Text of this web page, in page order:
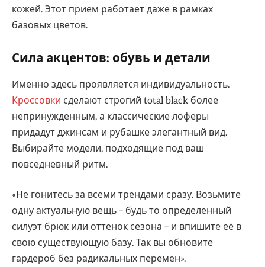
кожей. Этот прием работает даже в рамках
базовых цветов.
Сила акцентов: обувь и детали
Именно здесь проявляется индивидуальность.
Кроссовки сделают строгий total black более
непринужденным, а классические лоферы
придадут джинсам и рубашке элегантный вид.
Выбирайте модели, подходящие под ваш
повседневный ритм.
«Не гонитесь за всеми трендами сразу. Возьмите
одну актуальную вещь – будь то определенный
силуэт брюк или оттенок сезона – и впишите её в
свою существующую базу. Так вы обновите
гардероб без радикальных перемен».